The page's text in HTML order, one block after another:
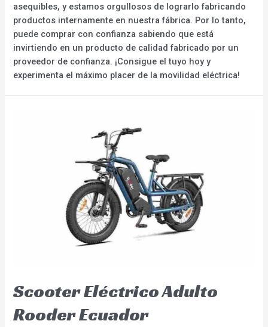
asequibles, y estamos orgullosos de lograrlo fabricando
productos internamente en nuestra fábrica. Por lo tanto,
puede comprar con confianza sabiendo que está
invirtiendo en un producto de calidad fabricado por un
proveedor de confianza. ¡Consigue el tuyo hoy y
experimenta el máximo placer de la movilidad eléctrica!
Scooter Eléctrico Adulto
Rooder Ecuador